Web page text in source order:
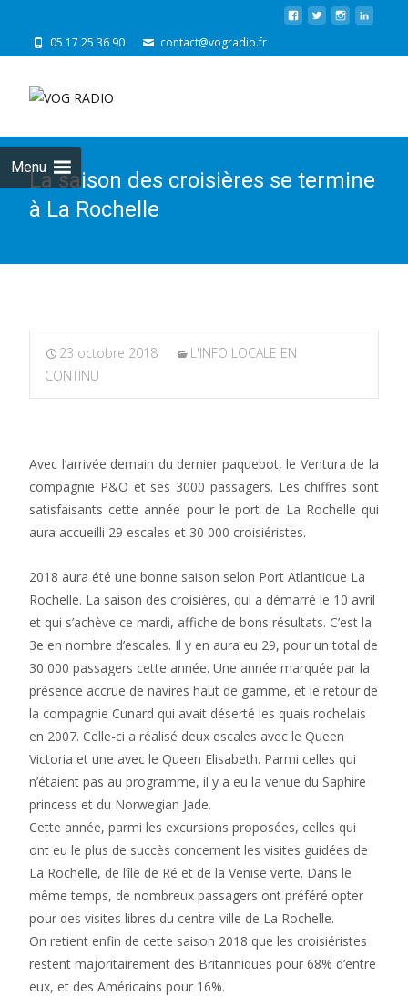
05 17 25 36 90 contact@vogradio.fr
Menu
La saison des croisières se termine
à La Rochelle
23 octobre 2018
L'INFO LOCALE EN
CONTINU
Avec l’arrivée demain du dernier paquebot, le Ventura de la
compagnie P&O et ses 3000 passagers. Les chiffres sont
satisfaisants cette année pour le port de La Rochelle qui
aura accueilli 29 escales et 30 000 croisiéristes.
2018 aura été une bonne saison selon Port Atlantique La
Rochelle. La saison des croisières, qui a démarré le 10 avril
et qui s’achève ce mardi, affiche de bons résultats. C’est la
3e en nombre d’escales. Il y en aura eu 29, pour un total de
30 000 passagers cette année. Une année marquée par la
présence accrue de navires haut de gamme, et le retour de
la compagnie Cunard qui avait déserté les quais rochelais
en 2007. Celle-ci a réalisé deux escales avec le Queen
Victoria et une avec le Queen Elisabeth. Parmi celles qui
n’étaient pas au programme, il y a eu la venue du Saphire
princess et du Norwegian Jade.
Cette année, parmi les excursions proposées, celles qui
ont eu le plus de succès concernent les visites guidées de
La Rochelle, de l’île de Ré et de la Venise verte. Dans le
même temps, de nombreux passagers ont préféré opter
pour des visites libres du centre-ville de La Rochelle.
On retient enfin de cette saison 2018 que les croisiéristes
restent majoritairement des Britanniques pour 68% d’entre
eux, et des Américains pour 16%.